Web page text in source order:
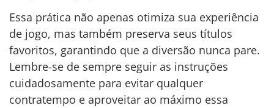
Essa prática não apenas otimiza sua experiência
de jogo, mas também preserva seus títulos
favoritos, garantindo que a diversão nunca pare.
Lembre-se de sempre seguir as instruções
cuidadosamente para evitar qualquer
contratempo e aproveitar ao máximo essa